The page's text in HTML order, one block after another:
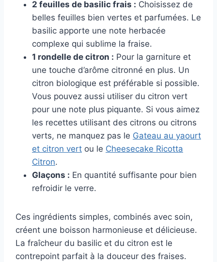
2 feuilles de basilic frais : Choisissez de
belles feuilles bien vertes et parfumées. Le
basilic apporte une note herbacée
complexe qui sublime la fraise.
1 rondelle de citron : Pour la garniture et
une touche d’arôme citronné en plus. Un
citron biologique est préférable si possible.
Vous pouvez aussi utiliser du citron vert
pour une note plus piquante. Si vous aimez
les recettes utilisant des citrons ou citrons
verts, ne manquez pas le Gateau au yaourt
et citron vert ou le Cheesecake Ricotta
Citron.
Glaçons : En quantité suffisante pour bien
refroidir le verre.
Ces ingrédients simples, combinés avec soin,
créent une boisson harmonieuse et délicieuse.
La fraîcheur du basilic et du citron est le
contrepoint parfait à la douceur des fraises.